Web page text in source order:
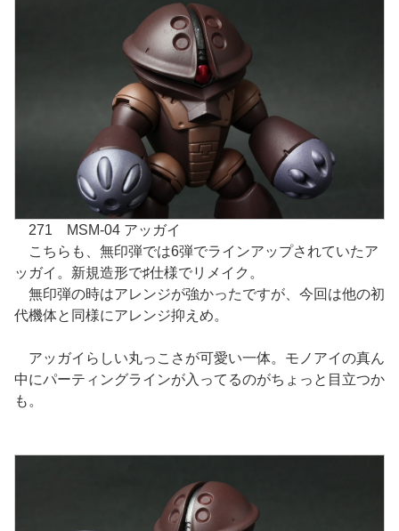
271 MSM-04 アッガイ
こちらも、無印弾では6弾でラインアップされていたア
ッガイ。新規造形で♯仕様でリメイク。
無印弾の時はアレンジが強かったですが、今回は他の初
代機体と同様にアレンジ抑えめ。
アッガイらしい丸っこさが可愛い一体。モノアイの真ん
中にパーティングラインが入ってるのがちょっと目立つか
も。